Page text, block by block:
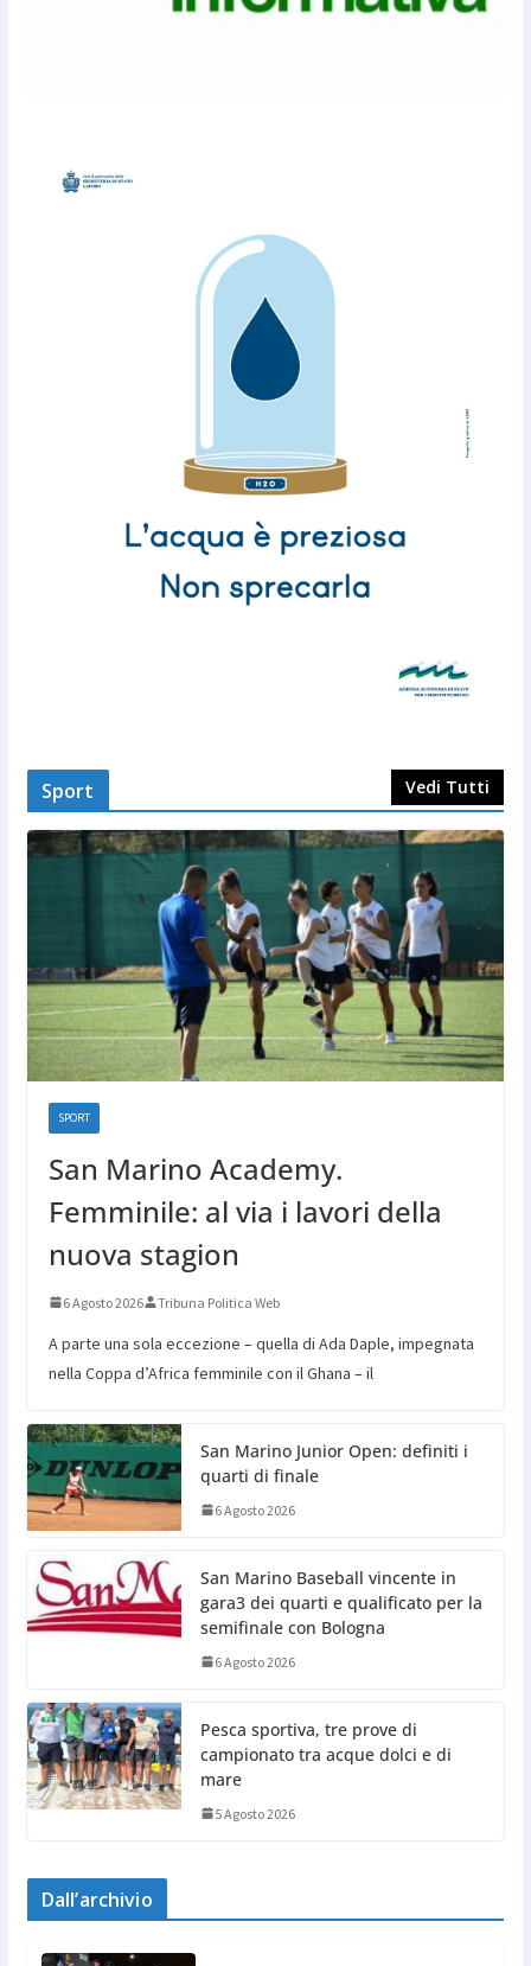
Sport Vedi Tutti
SPORT
San Marino Academy.
Femminile: al via i lavori della
nuova stagion
6 Agosto 2026 Tribuna Politica Web
A parte una sola eccezione – quella di Ada Daple, impegnata
nella Coppa d’Africa femminile con il Ghana – il
San Marino Junior Open: definiti i
quarti di finale
6 Agosto 2026
San Marino Baseball vincente in
gara3 dei quarti e qualificato per la
semifinale con Bologna
6 Agosto 2026
Pesca sportiva, tre prove di
campionato tra acque dolci e di
mare
5 Agosto 2026
Dall’archivio